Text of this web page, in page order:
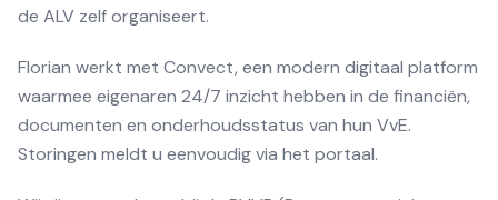
de ALV zelf organiseert.
Florian werkt met Convect, een modern digitaal platform
waarmee eigenaren 24/7 inzicht hebben in de financiën,
documenten en onderhoudsstatus van hun VvE.
Storingen meldt u eenvoudig via het portaal.